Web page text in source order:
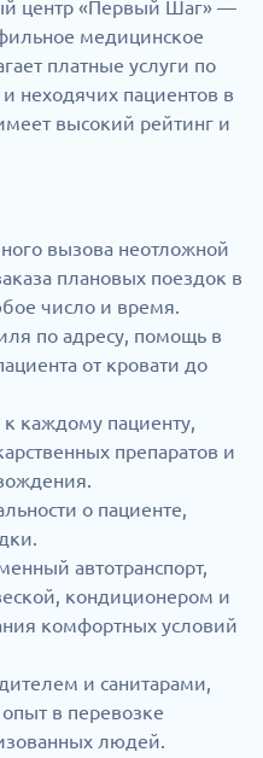
центр «Первый Шаг» —
медицинское
платные услуги по
неходячих пациентов в
высокий рейтинг и
вызова неотложной
плановых поездок в
число и время.
по адресу, помощь в
от кровати до
каждому пациенту,
препаратов и
о пациенте,
автотранспорт,
кондиционером и
комфортных условий
и санитарами,
в перевозке
людей.